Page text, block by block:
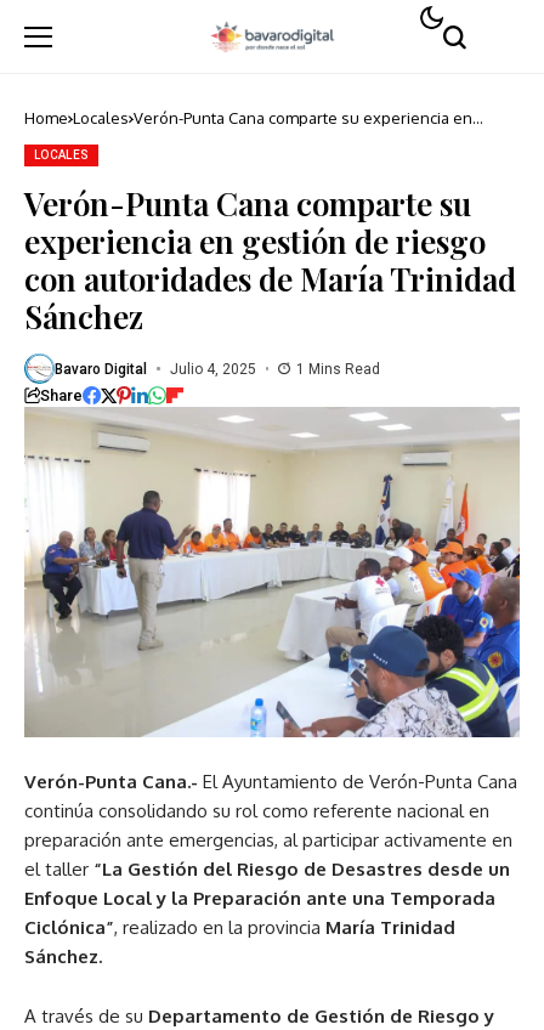
Home Locales Verón-Punta Cana comparte su experiencia en
LOCALES
Verón-Punta Cana comparte su
experiencia en gestión de riesgo
con autoridades de María Trinidad
Sánchez
Bavaro Digital Julio 4, 2025 1 Mins Read
Share
Verón-Punta Cana.- El Ayuntamiento de Verón-Punta Cana
continúa consolidando su rol como referente nacional en
preparación ante emergencias, al participar activamente en
el taller “La Gestión del Riesgo de Desastres desde un
Enfoque Local y la Preparación ante una Temporada
Ciclónica”, realizado en la provincia María Trinidad
Sánchez.
A través de su Departamento de Gestión de Riesgo y